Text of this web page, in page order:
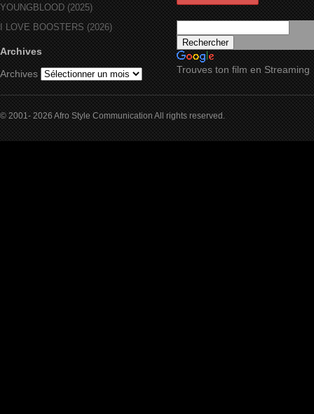
YOUNGBLOOD (2025)
I LOVE BOOSTERS (2026)
Archives
Archives
Trouves ton film en Streaming
© 2001- 2026 Afro Style Communication All rights reserved.